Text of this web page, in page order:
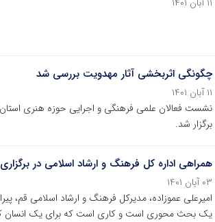
چگونگی اثربخشی آثار مهدویت بررسی شد
۱۱ آبان ۱۴۰۱
نشست فعالان علمی فرهنگی و اجرایی حوزه هنری استان
برگزار شد.
همراهی اداره کل فرهنگ و ارشاد اسلامی در
۰۳ آبان ۱۴۰۱
امیرعلی عموزاده، مدیرکل فرهنگ و ارشاد اسلامی
یک بحث محوری است و کاری است که برای یک انسان